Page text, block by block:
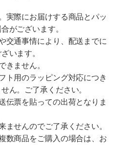
実際にお届けする商品とパッ
がございます。
交通事情により、配送までに
います。
きません。
ト用のラッピング対応につき
ん。ご了承ください。
伝票を貼っての出荷となりま
ませんのでご了承ください。
数商品をご購入の場合は、お